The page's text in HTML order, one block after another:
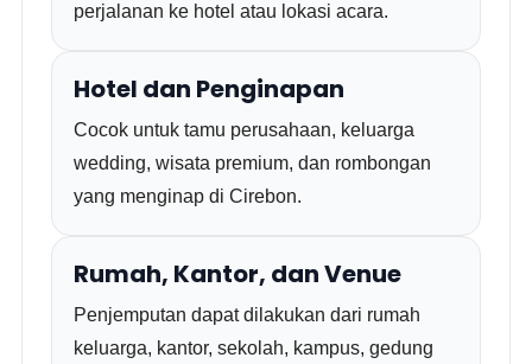
perjalanan ke hotel atau lokasi acara.
Hotel dan Penginapan
Cocok untuk tamu perusahaan, keluarga
wedding, wisata premium, dan rombongan
yang menginap di Cirebon.
Rumah, Kantor, dan Venue
Penjemputan dapat dilakukan dari rumah
keluarga, kantor, sekolah, kampus, gedung